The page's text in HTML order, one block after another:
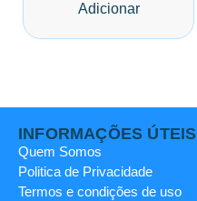
Adicionar
INFORMAÇÕES ÚTEIS
Quem Somos
Politica de Privacidade
Termos e condições de uso